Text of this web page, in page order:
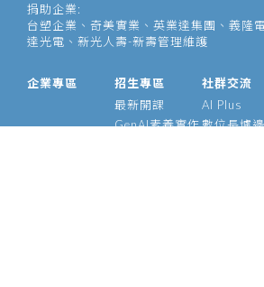
捐助企業:
台塑企業、奇美實業、英業達集團、義隆
達光電、新光人壽-新壽管理維護
企業專區
招生專區
最新開課
GenAI素養實作
社群交流
AI Plus
數位長爐